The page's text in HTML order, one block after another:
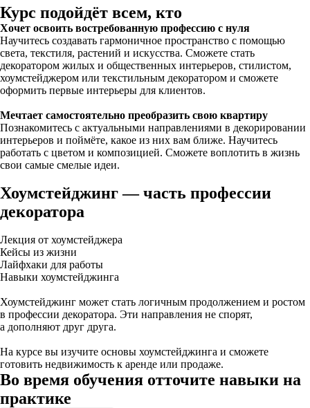
Курс подойдёт всем, кто
Хочет освоить востребованную профессию с нуля
Научитесь создавать гармоничное пространство с помощью
света, текстиля, растений и искусства. Сможете стать
декоратором жилых и общественных интерьеров, стилистом,
хоумстейджером или текстильным декоратором и сможете
оформить первые интерьеры для клиентов.
Мечтает самостоятельно преобразить свою квартиру
Познакомитесь с актуальными направлениями в декорировании
интерьеров и поймёте, какое из них вам ближе. Научитесь
работать с цветом и композицией. Сможете воплотить в жизнь
свои самые смелые идеи.
Хоумстейджинг — часть профессии
декоратора
Лекция от хоумстейджера
Кейсы из жизни
Лайфхаки для работы
Навыки хоумстейджинга
Хоумстейджинг может стать логичным продолжением и ростом
в профессии декоратора. Эти направления не спорят,
а дополняют друг друга.
На курсе вы изучите основы хоумстейджинга и сможете
готовить недвижимость к аренде или продаже.
Во время обучения отточите навыки на
практике